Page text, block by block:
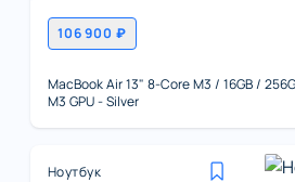
106 900 ₽
MacBook Air 13" 8-Core M3 / 16GB /
M3 GPU - Silver
Ноутбук